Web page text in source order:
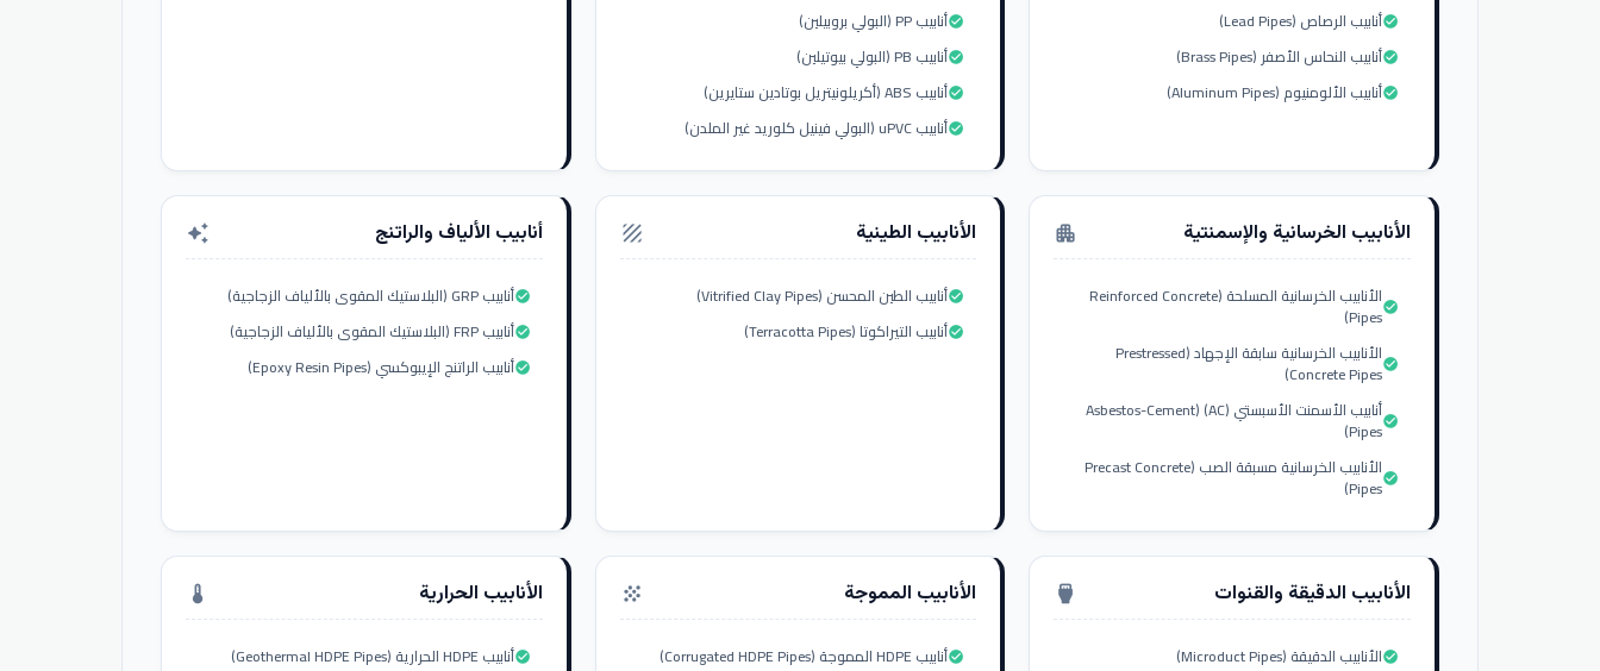
أنابيب الرصاص (Lead Pipes)check_circle
أنابيب النحاس الأصفر (Brass Pipes)check_circle
أنابيب الألومنيوم (Aluminum Pipes)check_circle
أنابيب PP (البولي بروبيلين)check_circle
أنابيب PB (البولي بيوتيلين)check_circle
أنابيب ABS (أكريلونيتريل بوتادين ستايرين)check_circle
أنابيب uPVC (البولي فينيل كلوريد غير الملدن)check_circle
الأنابيب الخرسانية والإسمنتية apartment
الأنابيب الخرسانية المسلحة (Reinforced Concrete
Pipes)check_circle
الأنابيب الخرسانية سابقة الإجهاد (Prestressed
Concrete Pipes)check_circle
أنابيب الأسمنت الأسبستي (AC) (Asbestos-Cement
Pipes)check_circle
الأنابيب الخرسانية مسبقة الصب (Precast Concrete
Pipes)check_circle
الأنابيب الطينية texture
أنابيب الطين المحسن (Vitrified Clay Pipes)check_circle
أنابيب التيراكوتا (Terracotta Pipes)check_circle
أنابيب الألياف والراتنج auto_awesome
أنابيب GRP (البلاستيك المقوى بالألياف الزجاجية)check_circle
أنابيب FRP (البلاستيك المقوى بالألياف الزجاجية)check_circle
أنابيب الراتنج الإيبوكسي (Epoxy Resin Pipes)check_circle
الأنابيب الدقيقة والقنوات settings_input_hdmi
الأنابيب الدقيقة (Microduct Pipes)check_circle
الأنابيب المموجة grain
أنابيب HDPE المموجة (Corrugated HDPE Pipes)check_circle
الأنابيب الحرارية thermostat
أنابيب HDPE الحرارية (Geothermal HDPE Pipes)check_circle